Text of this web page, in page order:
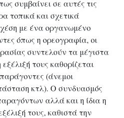
συμβαίνει σε αυτές τις
τοπικά και σχετικά
με ένα οργανωμένο
όπως η ορεογραφία, οι
συντελούν τα μέγιστα
τους καθορίζεται
(άνεμοι
κτλ). Ο συνδυασμός
αλλά και η ίδια η
τους, καθιστά την